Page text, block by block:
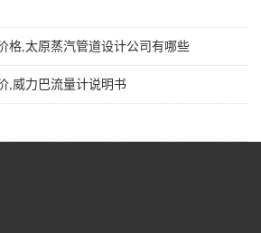
格,太原蒸汽管道设计公司有哪些
,威力巴流量计说明书